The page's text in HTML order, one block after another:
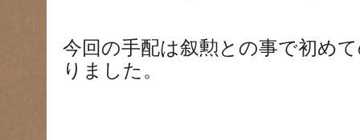
今回の手配は叙勲との事で初め
りました。